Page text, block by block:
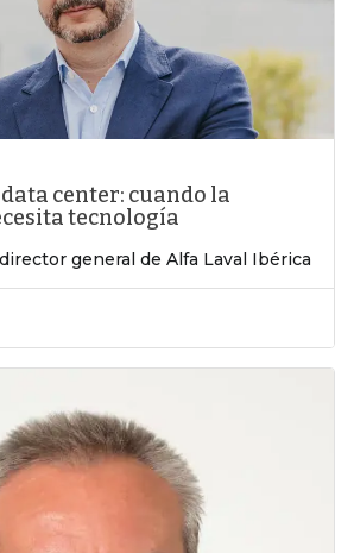
center: cuando la
tecnología
general de Alfa Laval Ibérica